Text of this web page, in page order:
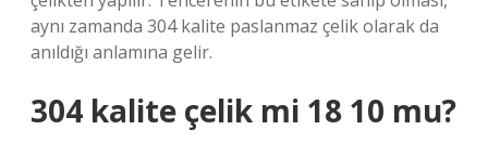
aynı zamanda 304 kalite paslanmaz çelik olarak da
anıldığı anlamına gelir.
304 kalite çelik mi 18 10 mu?